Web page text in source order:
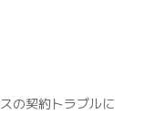
の契約トラブルに